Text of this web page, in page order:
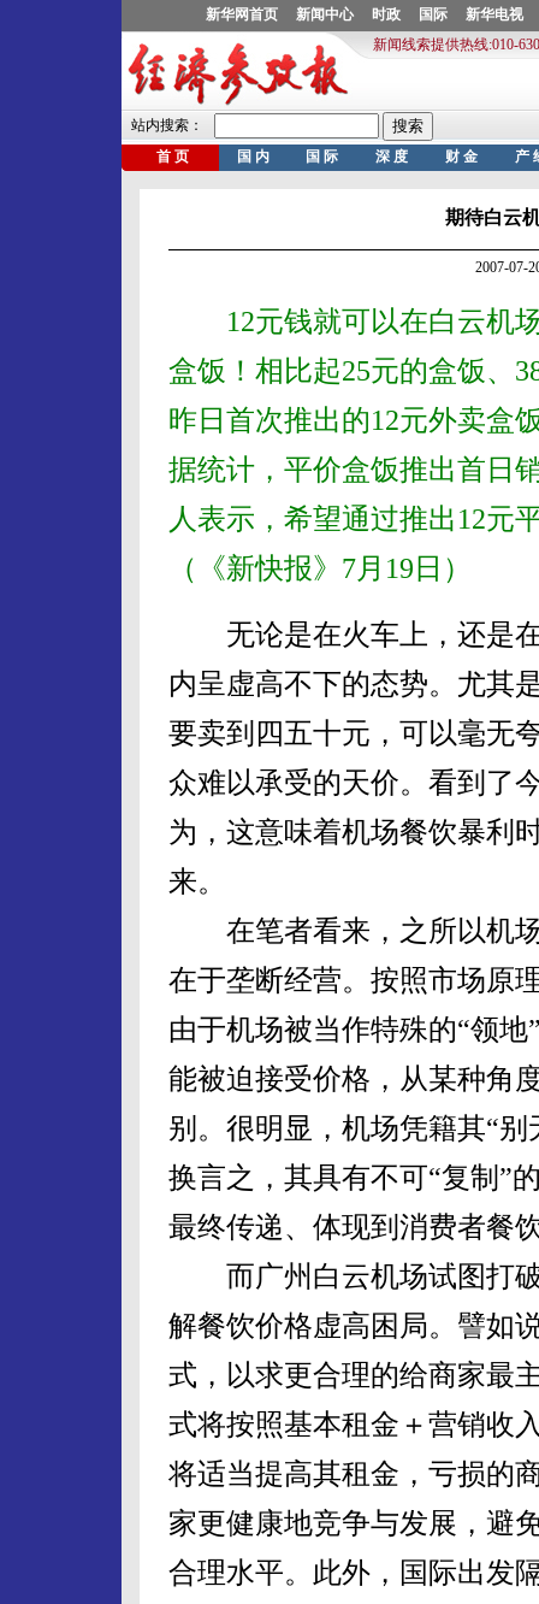
期待白云
2007-07-
12元钱就可以在白云机场
盒饭！相比起25元的盒饭
昨日首次推出的12元外卖盒
据统计，平价盒饭推出首日
人表示，希望通过推出12元
（《新快报》7月19日）
无论是在火车上，还是在
内呈虚高不下的态势。尤其
要卖到四五十元，可以毫无
众难以承受的天价。看到了
为，这意味着机场餐饮暴利
来。
在笔者看来，之所以机场
在于垄断经营。按照市场原
由于机场被当作特殊的“领
能被迫接受价格，从某种角
别。很明显，机场凭籍其“
换言之，其具有不可“复制”
最终传递、体现到消费者餐
而广州白云机场试图打破
解餐饮价格虚高困局。譬如
式，以求更合理的给商家
式将按照基本租金＋营销收
将适当提高其租金，亏损的
家更健康地竞争与发展，避
合理水平。此外，国际出发